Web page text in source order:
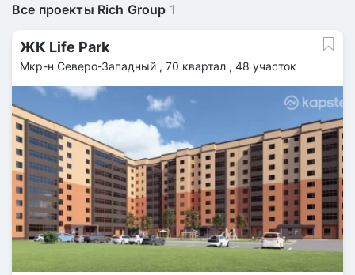
Все проекты Rich Group 1
ЖК Life Park
Мкр-н Северо-Западный , 70 квартал , 48 участок